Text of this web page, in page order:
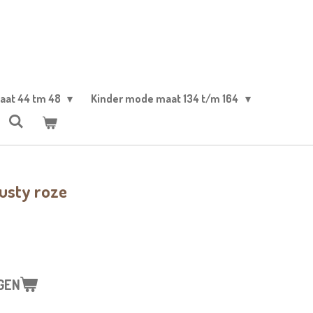
44 tm 48 Kinder mode maat 134 t/m 164
roze